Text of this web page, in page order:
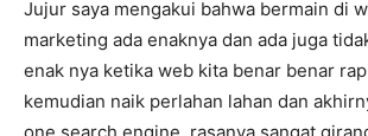
Jujur saya mengakui bahwa bermain di
marketing ada enaknya dan ada juga
enak nya ketika web kita benar benar
kemudian naik perlahan lahan dan